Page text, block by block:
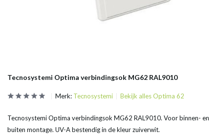
Tecnosystemi Optima verbindingsok MG62 RAL9010
Merk: Tecnosystemi Bekijk alles Optima 62
Tecnosystemi Optima verbindingsok MG62 RAL9010. Voor binnen- en
buiten montage. UV-A bestendig in de kleur zuiverwit.